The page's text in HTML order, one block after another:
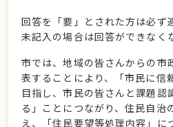
回答を「要」とされた方は必ず
未記入の場合は回答ができなく
市では、地域の皆さんからの市
表することにより、「市民に信
目指し、市民の皆さんと課題認
る」ことにつながり、住民自治
え、「住民要望等処理内容」に